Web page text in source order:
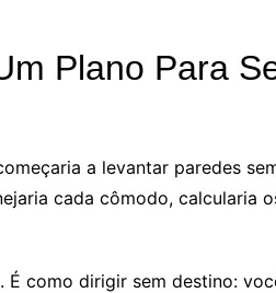
Plano Para
a levantar paredes
cada cômodo, calcularia
É como dirigir sem destino: